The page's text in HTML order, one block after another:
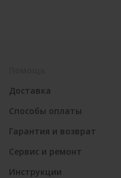
Доставка
Способы оплаты
Гарантия и возврат
Сервис и ремонт
Инструкции